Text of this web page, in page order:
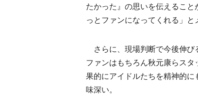
たかった』の思いを伝えるこ
っとファンになってくれる」と
さらに、現場判断で今後伸び
ファンはもちろん秋元康らス
果的にアイドルたちを精神的
味深い。